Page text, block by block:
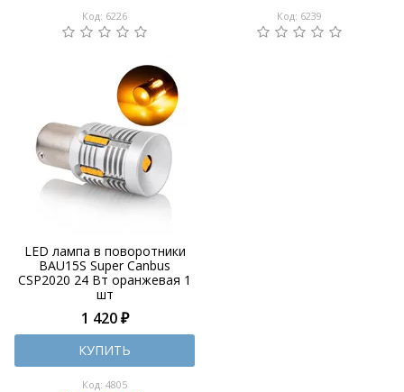
Код: 6226 Код: 6239
LED лампа в поворотники
BAU15S Super Canbus
CSP2020 24 Вт оранжевая 1
шт
1 420 ₽
КУПИТЬ
Код: 4805